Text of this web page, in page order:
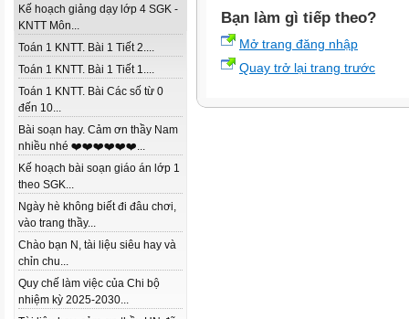
Kế hoạch giảng dạy lớp 4 SGK -
KNTT Môn...
Toán 1 KNTT. Bài 1 Tiết 2....
Toán 1 KNTT. Bài 1 Tiết 1....
Toán 1 KNTT. Bài Các số từ 0
đến 10...
Bài soạn hay. Cảm ơn thầy Nam
nhiều nhé ❤️❤️❤️❤️❤️❤️...
Kế hoạch bài soạn giáo án lớp 1
theo SGK...
Ngày hè không biết đi đâu chơi,
vào trang thầy...
Chào bạn N, tài liệu siêu hay và
chỉn chu...
Quy chế làm việc của Chi bộ
nhiệm kỳ 2025-2030...
Bạn làm gì tiếp theo?
Mở trang đăng nhập
Quay trở lại trang trước